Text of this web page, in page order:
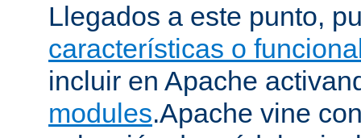
Llegados a este punto,
características o
incluir en Apache
modules.Apache vine